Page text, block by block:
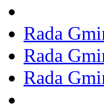
Rada
Rada
Rada